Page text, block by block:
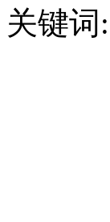
关键词: